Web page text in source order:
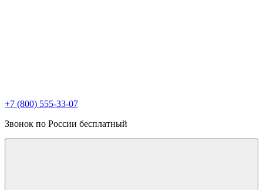
+7 (800) 555-33-07
Звонок по России бесплатный